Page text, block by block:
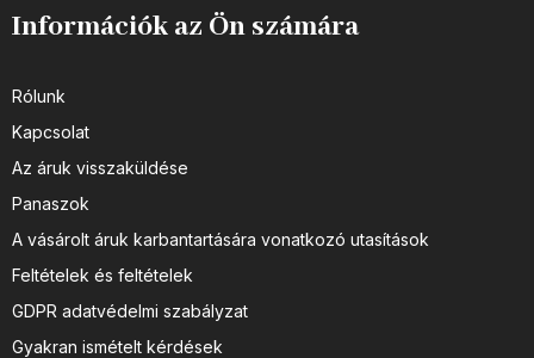
Információk az Ön számára
Rólunk
Kapcsolat
Az áruk visszaküldése
Panaszok
A vásárolt áruk karbantartására vonatkozó utasítások
Feltételek és feltételek
GDPR adatvédelmi szabályzat
Gyakran ismételt kérdések